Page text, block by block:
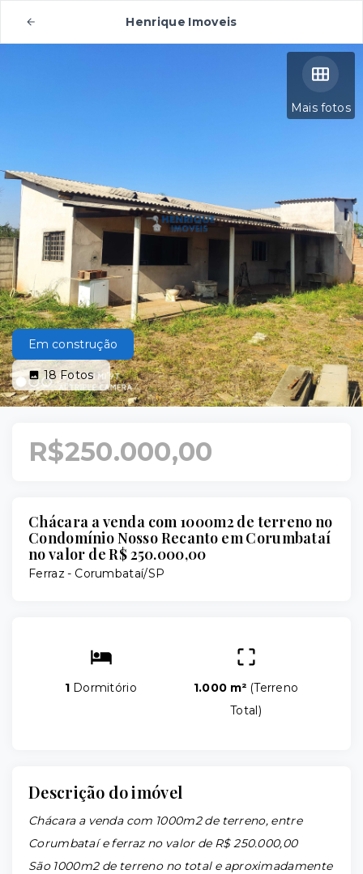
Henrique Imoveis
Mais fotos
Em construção
18Fotos
R$250.000,00
Chácara a venda com 1000m2 de terreno no
Condomínio Nosso Recanto em Corumbataí
no valor de R$ 250.000,00
Ferraz - Corumbataí/SP
1 Dormitório 1.000 m² (Terreno
Total)
Descrição do imóvel
Chácara a venda com 1000m2 de terreno, entre
Corumbataí e ferraz no valor de R$ 250.000,00
São 1000m2 de terreno no total e aproximadamente